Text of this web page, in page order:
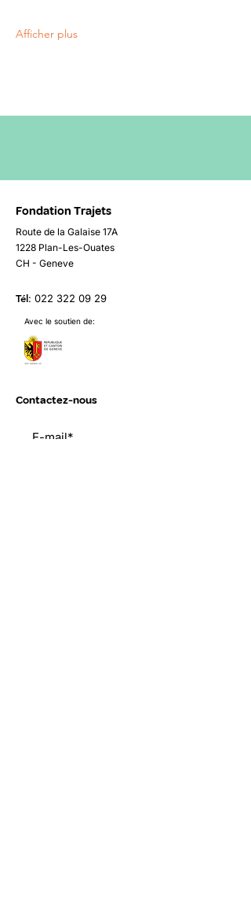
Afficher plus
Fondation Trajets
Route de la Galaise 17A
1228 Plan-Les-Ouates
CH - Geneve
Tél: 022 322 09 29
Avec le soutien de:
Contactez-nous